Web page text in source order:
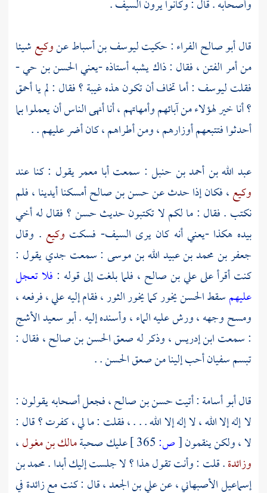
وأصحابه . قال : وكانوا يرون السيف .
قالأبو صالح الفراء: حكيتليوسف بن أسباطعنوكيعشيئا
من أمر الفتن ، فقال : ذاك يشبه أستاذه -يعنيالحسن بن حي-
فقلتليوسف : أما تخاف أن تكون هذه غيبة ؟ فقال : لم يا أحمق
؟ أنا خير لهؤلاء من آبائهم وأمهاتهم ، أنا أنهى الناس أن يعملوا بما
أحدثوا فتتبعهم أوزارهم ، ومن أطراهم ، كان أضر عليهم . .
عبد الله بن أحمد بن حنبل : سمعتأبا معمريقول : كنا عند
وكيع، فكان إذا حدث عنحسن بن صالحأمسكنا أيدينا ، فلم
نكتب . فقال : ما لكم لا تكتبون حديث حسن ؟ فقال له أخي
بيده هكذا -يعني أنه كان يرى السيف- فسكت وكيع . وقال
جعفر بن محمد بن عبيد الله بن موسى : سمعت جدي يقول :
كنت أقرأ علىعلي بن صالح ، فلما بلغت إلى قوله : فلا تعجل
عليهمسقطالحسنيخور كما يخور الثور ، فقام إليهعلي، فرفعه ،
ومسح وجهه ، ورش عليه الماء ، وأسنده إليه .أبو سعيد الأشج
: سمعتابن إدريس، وذكر له صعقالحسن بن صالح، فقال :
تبسمسفيانأحب إلينا من صعقالحسن. .
قالأبو أسامة: أتيتحسن بن صالح، فجعل أصحابه يقولون :
لا إله إلا الله ، لا إله إلا الله . . . ، فقلت : ما لي ، كفرت ؟ قال :
لا ، ولكن ينقمون[ص: عليك صحبةمالك بن مغول،
وزائدة. قلت : وأنت تقول هذا ؟ لا جلست إليك أبدا .محمد بن
إسماعيل الأصبهاني، عنعلي بن الجعد، قال : كنت معزائدةفي